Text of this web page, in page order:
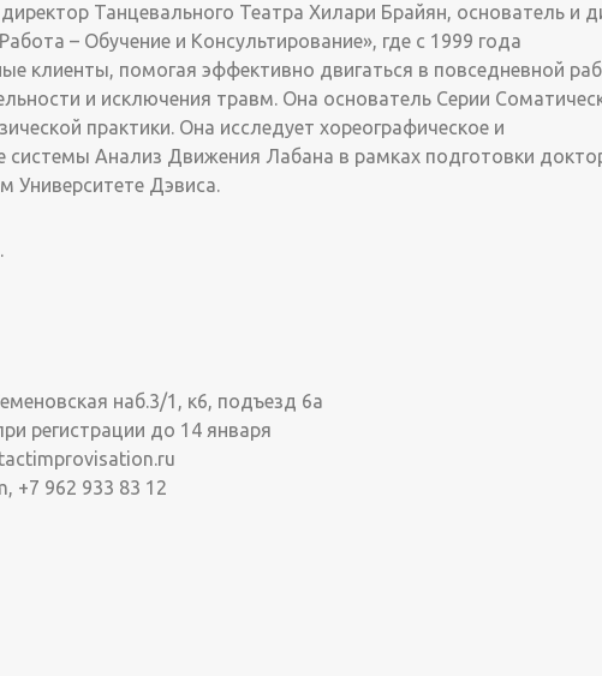
Танцевального Театра Хилари Брайян, основатель и
– Обучение и Консультирование», где с 1999 года
клиенты, помогая эффективно двигаться в повседневной
и исключения травм. Она основатель Серии
практики. Она исследует хореографическое и
системы Анализ Движения Лабана в рамках подготовки
Университете Дэвиса.
наб.3/1, к6, подъезд 6а
регистрации до 14 января
+7 962 933 83 12